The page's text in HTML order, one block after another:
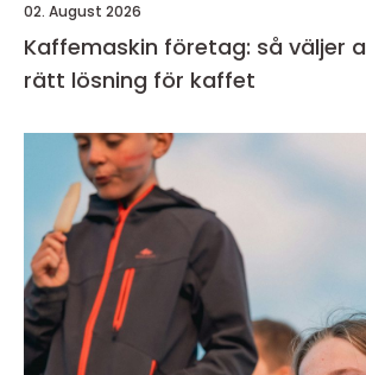
02. August 2026
Kaffemaskin företag: så väljer
rätt lösning för kaffet